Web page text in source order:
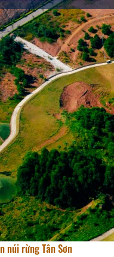
núi rừng Tân Sơn